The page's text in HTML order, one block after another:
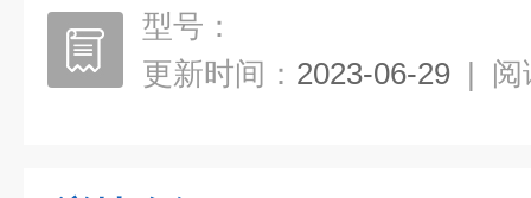
型号：
更新时间： 2023-06-29 | 阅